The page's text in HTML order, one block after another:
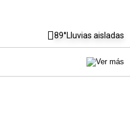
89°Lluvias aisladas